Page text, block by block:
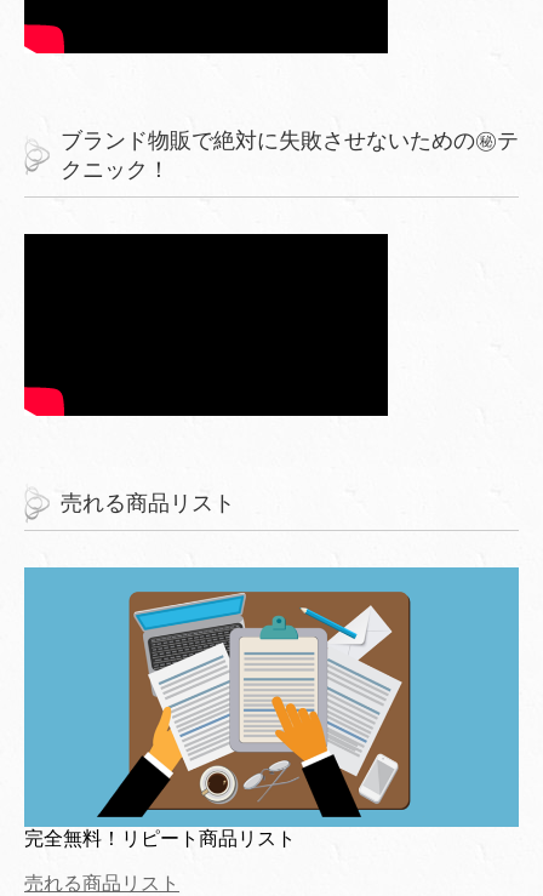
ブランド物販で絶対に失敗させないための㊙︎テ
クニック！
売れる商品リスト
完全無料！リピート商品リスト
売れる商品リスト